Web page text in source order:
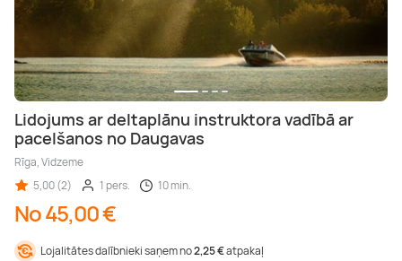
Lidojums ar deltaplānu instruktora vadībā ar
pacelšanos no Daugavas
Rīga, Vidzeme
5,00 (2)
1 pers. 10 min.
No 45,00 €
Lojalitātes dalībnieki saņem no2,25 €atpakaļ